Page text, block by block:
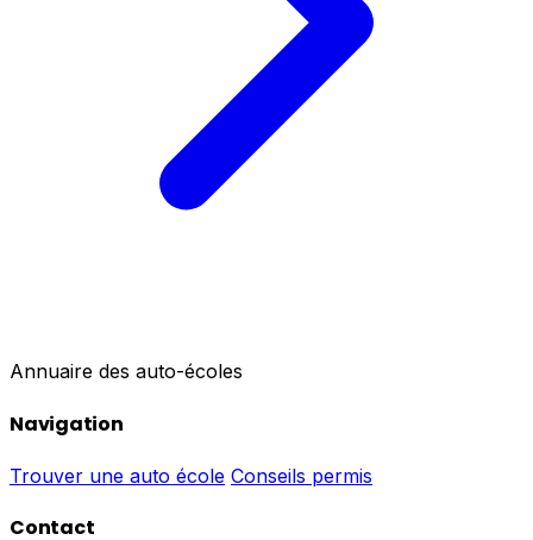
Annuaire des auto-écoles
Navigation
Trouver une auto école Conseils permis
Contact